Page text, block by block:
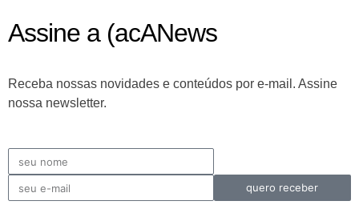
Assine a (acANews
Receba nossas novidades e conteúdos por e-mail. Assine
nossa newsletter.
quero receber